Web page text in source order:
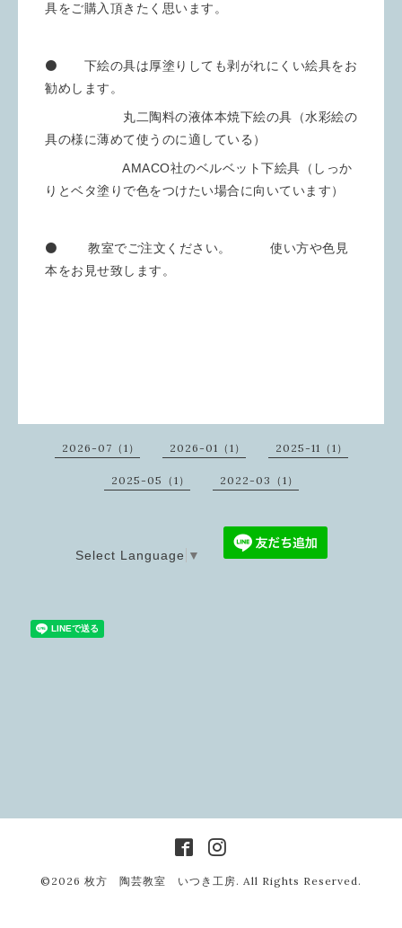
具をご購入頂きたく思います。
⚫️ 下絵の具は厚塗りしても剥がれにくい絵具をお
勧めします。
丸二陶料の液体本焼下絵の具（水彩絵の
具の様に薄めて使うのに適している）
AMACO社のベルベット下絵具（しっか
りとベタ塗りで色をつけたい場合に向いています）
⚫️ 教室でご注文ください。 使い方や色見
本をお見せ致します。
2026-07（1） 2026-01（1） 2025-11（1）
2025-05（1） 2022-03（1）
Select Language ▼
©2026 枚方 陶芸教室 いつき工房. All Rights Reserved.